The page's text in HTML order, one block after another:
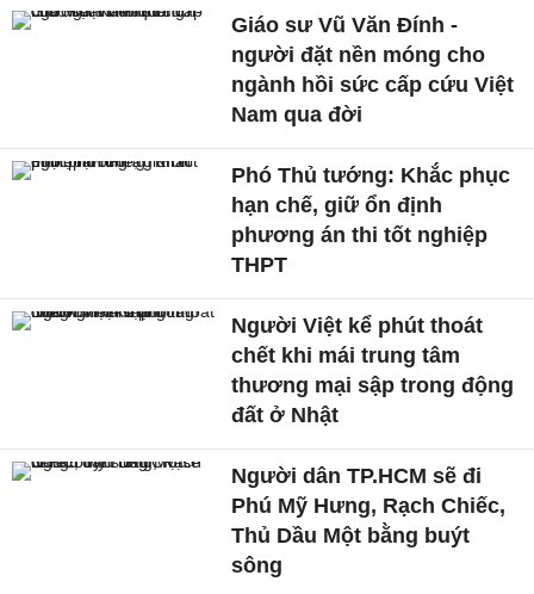
Giáo sư Vũ Văn Đính -
người đặt nền móng cho
ngành hồi sức cấp cứu Việt
Nam qua đời
Phó Thủ tướng: Khắc phục
hạn chế, giữ ổn định
phương án thi tốt nghiệp
THPT
Người Việt kể phút thoát
chết khi mái trung tâm
thương mại sập trong động
đất ở Nhật
Người dân TP.HCM sẽ đi
Phú Mỹ Hưng, Rạch Chiếc,
Thủ Dầu Một bằng buýt
sông